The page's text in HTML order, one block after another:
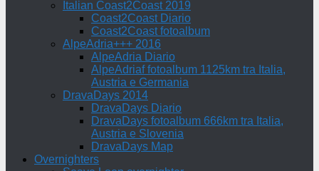
Italian Coast2Coast 2019
Coast2Coast Diario
Coast2Coast fotoalbum
AlpeAdria+++ 2016
AlpeAdria Diario
AlpeAdriaf fotoalbum 1125km tra Italia,
Austria e Germania
DravaDays 2014
DravaDays Diario
DravaDays fotoalbum 666km tra Italia,
Austria e Slovenia
DravaDays Map
Overnighters